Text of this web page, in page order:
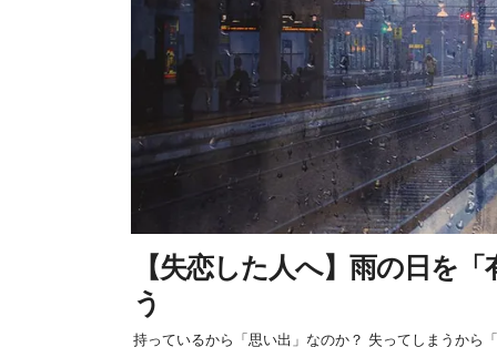
【失恋した人へ】雨の日を
う
持っているから「思い出」なのか？ 失ってしまうから